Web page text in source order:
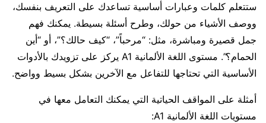
ستتعلم كلمات وعبارات أساسية تساعدك على التعريف بنفسك،
ووصف الأشياء من حولك، وطرح أسئلة بسيطة. يمكنك فهم
جمل قصيرة ومباشرة، مثل: “مرحباً”، “كيف حالك؟”، أو “أين
الحمام؟”. مستوى اللغة الألمانية A1 يركز على تزويدك بالأدوات
الأساسية التي تحتاجها للتفاعل مع الآخرين بشكل بسيط وواضح.
أمثلة على المواقف الحياتية التي يمكنك التعامل معها في
مستويات اللغة الألمانية A1: